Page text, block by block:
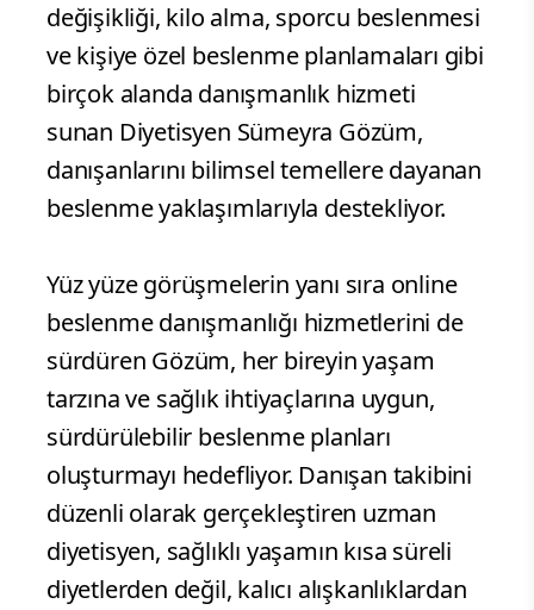
değişikliği, kilo alma, sporcu beslenmesi
ve kişiye özel beslenme planlamaları gibi
birçok alanda danışmanlık hizmeti
sunan Diyetisyen Sümeyra Gözüm,
danışanlarını bilimsel temellere dayanan
beslenme yaklaşımlarıyla destekliyor.
Yüz yüze görüşmelerin yanı sıra online
beslenme danışmanlığı hizmetlerini de
sürdüren Gözüm, her bireyin yaşam
tarzına ve sağlık ihtiyaçlarına uygun,
sürdürülebilir beslenme planları
oluşturmayı hedefliyor. Danışan takibini
düzenli olarak gerçekleştiren uzman
diyetisyen, sağlıklı yaşamın kısa süreli
diyetlerden değil, kalıcı alışkanlıklardan